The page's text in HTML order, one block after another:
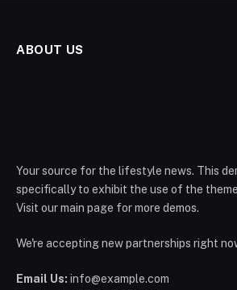
ABOUT US
Your source for the lifestyle news. This
specifically to exhibit the use of the
Visit our main page for more demos.
We're accepting new partnerships right
Email Us: info@example.com